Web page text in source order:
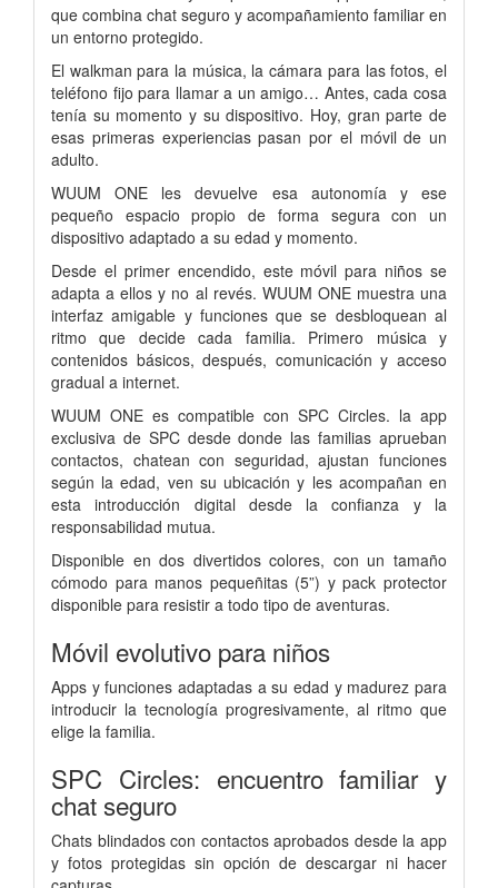
que combina chat seguro y acompañamiento familiar en
un entorno protegido.
El walkman para la música, la cámara para las fotos, el
teléfono fijo para llamar a un amigo… Antes, cada cosa
tenía su momento y su dispositivo. Hoy, gran parte de
esas primeras experiencias pasan por el móvil de un
adulto.
WUUM ONE les devuelve esa autonomía y ese
pequeño espacio propio de forma segura con un
dispositivo adaptado a su edad y momento.
Desde el primer encendido, este móvil para niños se
adapta a ellos y no al revés. WUUM ONE muestra una
interfaz amigable y funciones que se desbloquean al
ritmo que decide cada familia. Primero música y
contenidos básicos, después, comunicación y acceso
gradual a internet.
WUUM ONE es compatible con SPC Circles. la app
exclusiva de SPC desde donde las familias aprueban
contactos, chatean con seguridad, ajustan funciones
según la edad, ven su ubicación y les acompañan en
esta introducción digital desde la confianza y la
responsabilidad mutua.
Disponible en dos divertidos colores, con un tamaño
cómodo para manos pequeñitas (5”) y pack protector
disponible para resistir a todo tipo de aventuras.
Móvil evolutivo para niños
Apps y funciones adaptadas a su edad y madurez para
introducir la tecnología progresivamente, al ritmo que
elige la familia.
SPC Circles: encuentro familiar y
chat seguro
Chats blindados con contactos aprobados desde la app
y fotos protegidas sin opción de descargar ni hacer